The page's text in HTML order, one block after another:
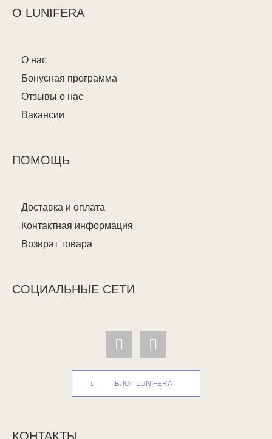
О LUNIFERA
О нас
Бонусная программа
Отзывы о нас
Вакансии
ПОМОЩЬ
Доставка и оплата
Контактная информация
Возврат товара
СОЦИАЛЬНЫЕ СЕТИ
БЛОГ LUNIFERA
КОНТАКТЫ